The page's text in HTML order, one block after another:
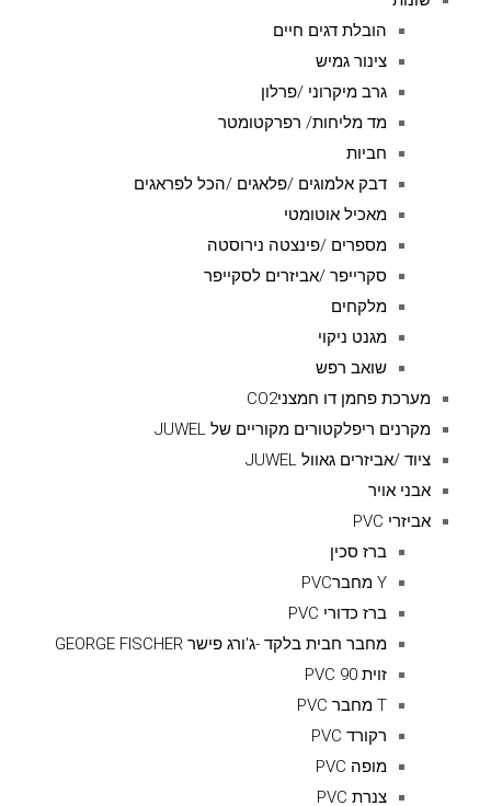
הובלת דגים חיים
צינור גמיש
גרב מיקרוני /פרלון
מד מליחות/ רפרקטומטר
חביות
דבק אלמוגים /פלאגים /הכל לפראגים
מאכיל אוטומטי
מספרים /פינצטה נירוסטה
סקרייפר /אביזרים לסקייפר
מלקחים
מגנט ניקוי
שואב רפש
מערכת פחמן דו חמצניCO2
מקרנים ריפלקטורים מקוריים של JUWEL
ציוד /אביזרים גאוול JUWEL
אבני אויר
אביזרי PVC
ברז סכין
Y מחברPVC
ברז כדורי PVC
מחבר חבית בלקד -ג'ורג פישר GEORGE FISCHER
זוית 90 PVC
T מחבר PVC
רקורד PVC
מופה PVC
צנרת PVC